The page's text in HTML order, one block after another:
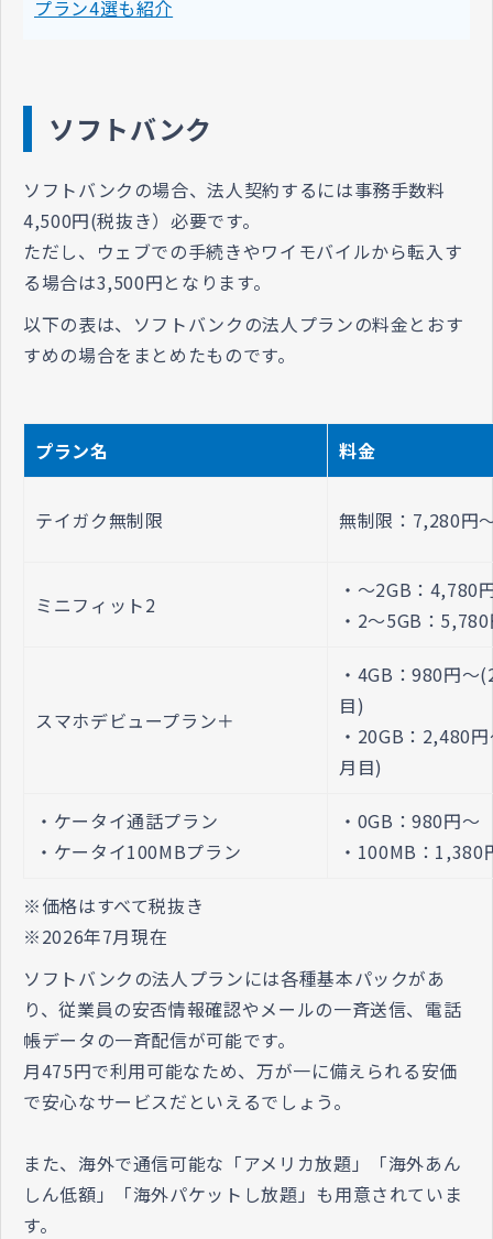
プラン4選も紹介
ソ フトバンク
ソフトバンクの場合、法人契約するには事務手数料
4,500円(税抜き）必要です。
ただし、ウェブでの手続きやワイモバイルから転入す
る場合は3,500円となります。
以下の表は、ソフトバンクの法人プランの料金とおす
すめの場合をまとめたものです。
プラン名 料金
テイガク無制限 無制限：7,280円
ミニフィット2
・～2GB：4,780
・2～5GB：
スマホデビュープラン＋
・4GB：980円～
目)
・20GB：2,480
月目)
・ケータイ通話プラン
・ケータイ100MBプラン
・0GB：980円～
・100MB：1,380
※価格はすべて税抜き
※2026年7月現在
ソフトバンクの法人プランには各種基本パックがあ
り、従業員の安否情報確認やメールの一斉送信、電話
帳データの一斉配信が可能です。
月475円で利用可能なため、万が一に備えられる安価
で安心なサービスだといえるでしょう。
また、海外で通信可能な「アメリカ放題」「海外あん
しん低額」「海外パケットし放題」も用意されていま
す。